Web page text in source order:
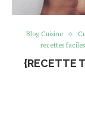
Blog Cuisine
recettes faciles
{RECETTE